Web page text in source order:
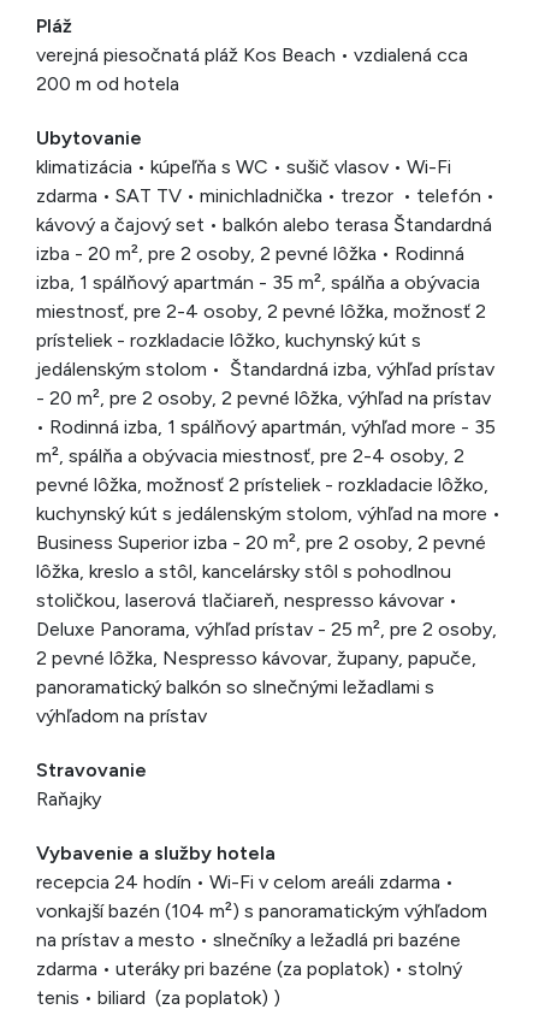
Pláž
verejná piesočnatá pláž Kos Beach • vzdialená cca
200 m od hotela
Ubytovanie
klimatizácia • kúpeľňa s WC • sušič vlasov • Wi-Fi
zdarma • SAT TV • minichladnička • trezor • telefón •
kávový a čajový set • balkón alebo terasa Štandardná
izba - 20 m², pre 2 osoby, 2 pevné lôžka • Rodinná
izba, 1 spálňový apartmán - 35 m², spálňa a obývacia
miestnosť, pre 2-4 osoby, 2 pevné lôžka, možnosť 2
prísteliek - rozkladacie lôžko, kuchynský kút s
jedálenským stolom • Štandardná izba, výhľad prístav
- 20 m², pre 2 osoby, 2 pevné lôžka, výhľad na prístav
• Rodinná izba, 1 spálňový apartmán, výhľad more - 35
m², spálňa a obývacia miestnosť, pre 2-4 osoby, 2
pevné lôžka, možnosť 2 prísteliek - rozkladacie lôžko,
kuchynský kút s jedálenským stolom, výhľad na more •
Business Superior izba - 20 m², pre 2 osoby, 2 pevné
lôžka, kreslo a stôl, kancelársky stôl s pohodlnou
stoličkou, laserová tlačiareň, nespresso kávovar •
Deluxe Panorama, výhľad prístav - 25 m², pre 2 osoby,
2 pevné lôžka, Nespresso kávovar, župany, papuče,
panoramatický balkón so slnečnými ležadlami s
výhľadom na prístav
Stravovanie
Raňajky
Vybavenie a služby hotela
recepcia 24 hodín • Wi-Fi v celom areáli zdarma •
vonkajší bazén (104 m²) s panoramatickým výhľadom
na prístav a mesto • slnečníky a ležadlá pri bazéne
zdarma • uteráky pri bazéne (za poplatok) • stolný
tenis • biliard (za poplatok) )